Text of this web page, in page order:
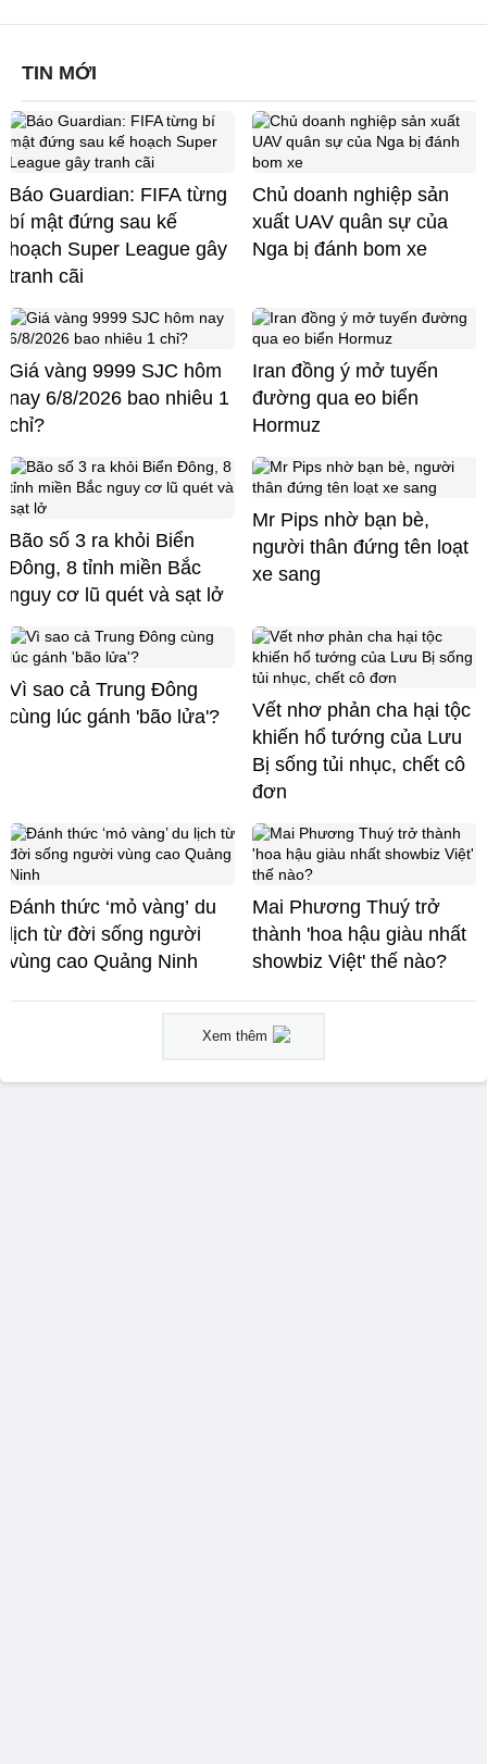
TIN MỚI
Báo Guardian: FIFA từng
bí mật đứng sau kế
hoạch Super League gây
tranh cãi
Chủ doanh nghiệp sản
xuất UAV quân sự của
Nga bị đánh bom xe
Giá vàng 9999 SJC hôm
nay 6/8/2026 bao nhiêu 1
chỉ?
Iran đồng ý mở tuyến
đường qua eo biển
Hormuz
Bão số 3 ra khỏi Biển
Đông, 8 tỉnh miền Bắc
nguy cơ lũ quét và sạt lở
Mr Pips nhờ bạn bè,
người thân đứng tên loạt
xe sang
Vì sao cả Trung Đông
cùng lúc gánh 'bão lửa'?
Vết nhơ phản cha hại tộc
khiến hổ tướng của Lưu
Bị sống tủi nhục, chết cô
đơn
Đánh thức ‘mỏ vàng’ du
lịch từ đời sống người
vùng cao Quảng Ninh
Mai Phương Thuý trở
thành 'hoa hậu giàu nhất
showbiz Việt' thế nào?
Xem thêm